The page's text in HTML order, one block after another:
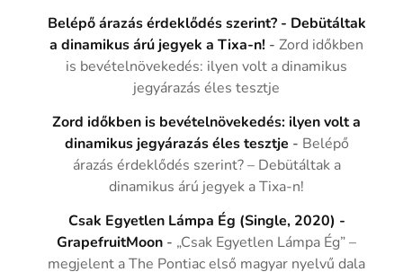
Belépő árazás érdeklődés szerint? - Debütáltak
a dinamikus árú jegyek a Tixa-n! -Zord időkben
is bevételnövekedés: ilyen volt a dinamikus
jegyárazás éles tesztje
Zord időkben is bevételnövekedés: ilyen volt a
dinamikus jegyárazás éles tesztje - Belépő
árazás érdeklődés szerint? – Debütáltak a
dinamikus árú jegyek a Tixa-n!
Csak Egyetlen Lámpa Ég (Single, 2020) -
GrapefruitMoon - „Csak Egyetlen Lámpa Ég” –
megjelent a The Pontiac első magyar nyelvű dala